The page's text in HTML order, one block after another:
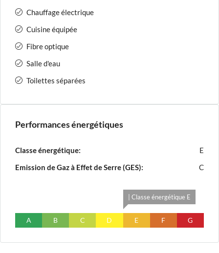
Chauffage électrique
Cuisine équipée
Fibre optique
Salle d'eau
Toilettes séparées
Performances énergétiques
Classe énergétique:
E
Emission de Gaz à Effet de Serre (GES):
C
A B C D
| Classe énergétique E
E F G